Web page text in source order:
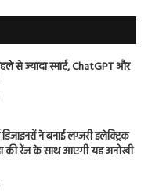
से ज्यादा स्मार्ट, ChatGPT और
ने बनाई लग्जरी इलेक्ट्रिक
की रेंज के साथ आएगी यह अनोखी